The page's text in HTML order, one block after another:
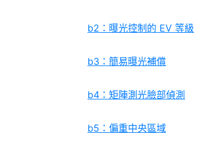
b2：曝光控制的 EV 等級
b3：簡易曝光補償
b4：矩陣測光臉部偵測
b5：偏重中央區域